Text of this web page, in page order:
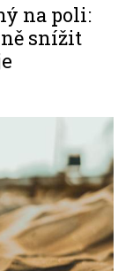
na poli:
snížit